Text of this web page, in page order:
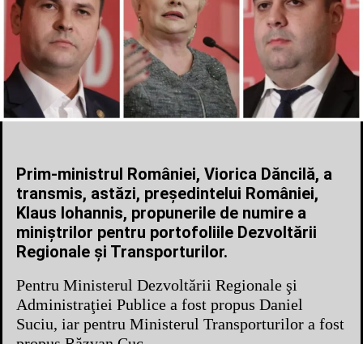
Prim-ministrul României, Viorica Dăncilă, a
transmis, astăzi, președintelui României,
Klaus Iohannis, propunerile de numire a
miniștrilor pentru portofoliile Dezvoltării
Regionale și Transporturilor.
Pentru Ministerul Dezvoltării Regionale şi
Administraţiei Publice a fost propus Daniel
Suciu, iar pentru Ministerul Transporturilor a fost